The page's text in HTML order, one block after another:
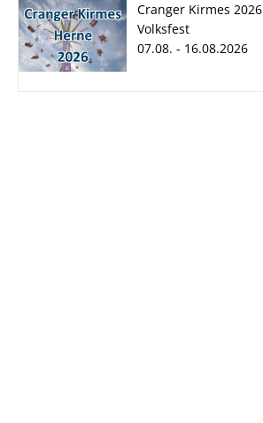
Cranger Kirmes 2026
Volksfest
07.08. - 16.08.2026